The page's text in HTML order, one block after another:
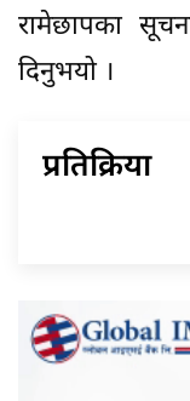
रामेछापका
दिनुभयो ।
प्रतिक्रिया